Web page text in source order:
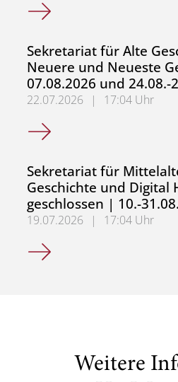
Sekretariat für Alte
Neuere und Neueste
07.08.2026 und 24.08.-
22.07.2026 |
17:04 Uhr
Sekretariat für Alte
Sekretariat für
Geschichte und Digital
geschlossen | 10.-
19.07.2026 |
17:04 Uhr
Sekretariat für
Weitere